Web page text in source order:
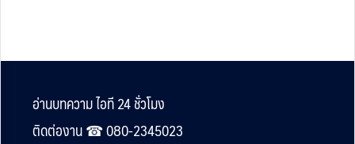
Footer
อ่านบทความ ไอที 24 ชั่วโมง
ติดต่องาน ☎︎ 080-2345023